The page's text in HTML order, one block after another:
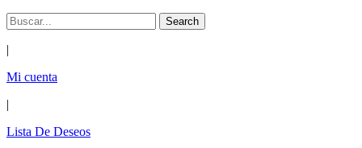
Search
|
Mi cuenta
|
Lista De Deseos